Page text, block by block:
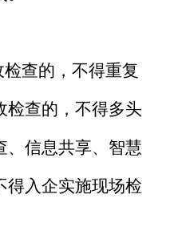
查的，不得重复
检查的，不得多头
、信息共享、智慧
得入企实施现场检